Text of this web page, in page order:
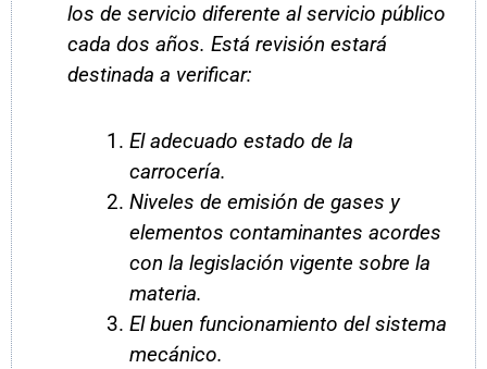
los de servicio diferente al servicio público
cada dos años. Está revisión estará
destinada a verificar:
El adecuado estado de la
carrocería.
Niveles de emisión de gases y
elementos contaminantes acordes
con la legislación vigente sobre la
materia.
El buen funcionamiento del sistema
mecánico.